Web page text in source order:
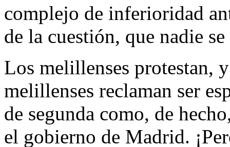
complejo de inferioridad
de la cuestión, que nadie
Los melillenses protestan,
melillenses reclaman ser
de segunda como, de
el gobierno de Madrid.